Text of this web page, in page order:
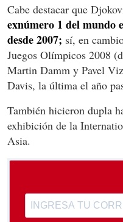
Cabe destacar que
exnúmero 1 del mundo
desde 2007; sí, en
Juegos Olímpicos 2008
Martin Damm y Pavel
Davis, la última el año
También hicieron dupla
exhibición de la
Asia.